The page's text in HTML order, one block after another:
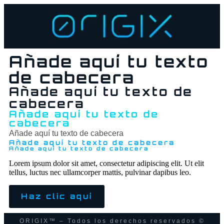
Añade aquí tu texto
de cabecera
Añade aquí tu texto de
cabecera
Añade aquí tu texto de
cabecera
Añade aquí tu texto de cabecera
Añade aquí tu texto de cabecera
Añade aquí tu texto de cabecera
Lorem ipsum dolor sit amet, consectetur adipiscing elit. Ut elit
tellus, luctus nec ullamcorper mattis, pulvinar dapibus leo.
Haz clic aquí
ORIGIX™ – Todos los derechos reservados ©